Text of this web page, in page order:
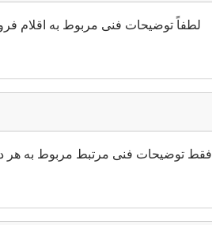
لطفاً توضیحات فنی مربوط به اقلام
فقط توضیحات فنی مرتبط مربوط به هر